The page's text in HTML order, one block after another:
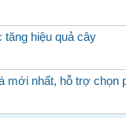
tăng hiệu quả cây
mới nhất, hỗ trợ chọn